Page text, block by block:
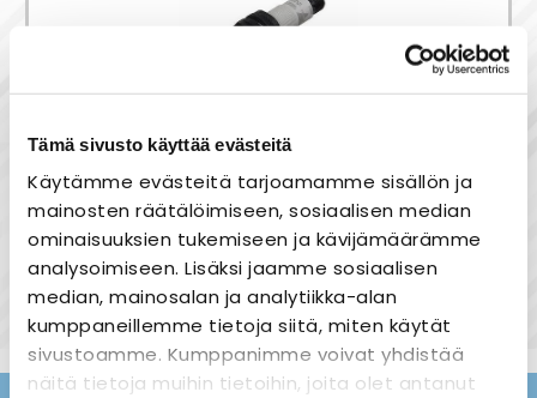
Tämä sivusto käyttää evästeitä
Käytämme evästeitä tarjoamamme sisällön ja
mainosten räätälöimiseen, sosiaalisen median
ominaisuuksien tukemiseen ja kävijämäärämme
analysoimiseen. Lisäksi jaamme sosiaalisen
median, mainosalan ja analytiikka-alan
kumppaneillemme tietoja siitä, miten käytät
sivustoamme. Kumppanimme voivat yhdistää
näitä tietoja muihin tietoihin, joita olet antanut
- Carlo Gavazzi
93,00 €